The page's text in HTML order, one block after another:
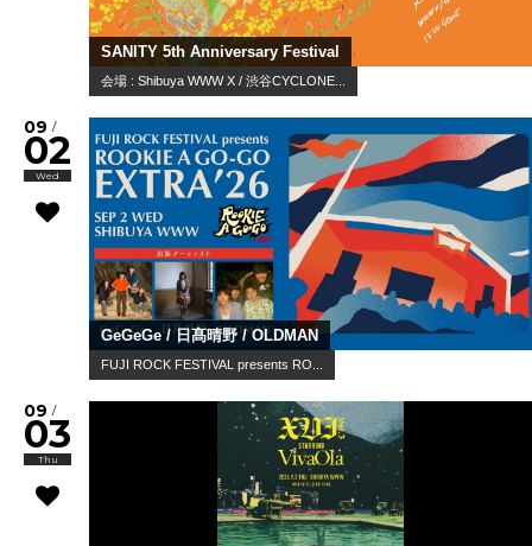
SANITY 5th Anniversary Festival
会場 : Shibuya WWW X / 渋谷CYCLONE...
09 /
02
Wed
GeGeGe / 日髙晴野 / OLDMAN
FUJI ROCK FESTIVAL presents RO...
09 /
03
Thu